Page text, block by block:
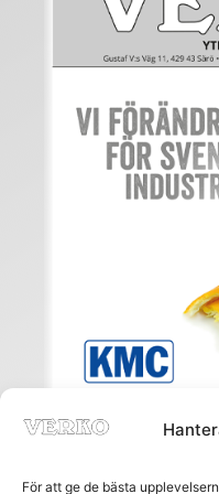
För att ge de bästa